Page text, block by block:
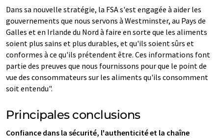
Dans sa nouvelle stratégie, la FSA s'est engagée à aider les
gouvernements que nous servons à Westminster, au Pays de
Galles et en Irlande du Nord à faire en sorte que les aliments
soient plus sains et plus durables, et qu'ils soient sûrs et
conformes à ce qu'ils prétendent être. Ces informations font
partie des preuves que nous fournissons pour que le point de
vue des consommateurs sur les aliments qu'ils consomment
soit entendu".
Principales conclusions
Confiance dans la sécurité, l'authenticité et la chaîne